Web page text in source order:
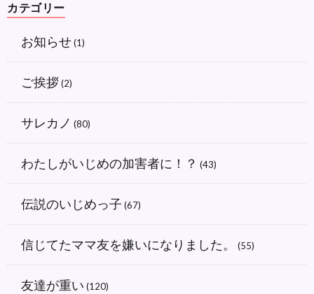
カテゴリー
お知らせ(1)
ご挨拶(2)
サレカノ (80)
わたしがいじめの加害者に！？ (43)
伝説のいじめっ子 (67)
信じてたママ友を嫌いになりました。 (55)
友達が重い (120)